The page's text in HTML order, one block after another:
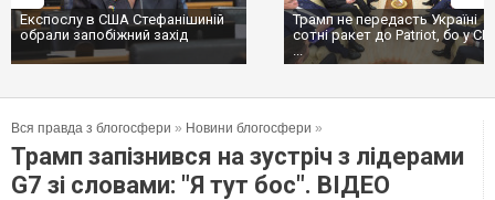
Експослу в США Стефанішиній
обрали запобіжний захід
Трамп не передасть Україні
сотні ракет до Patriot, бо у
...
Вся правда з блогосфери » Новини блогосфери »
Трамп запізнився на зустріч з лідерами
G7 зі словами: "Я тут бос". ВІДЕО